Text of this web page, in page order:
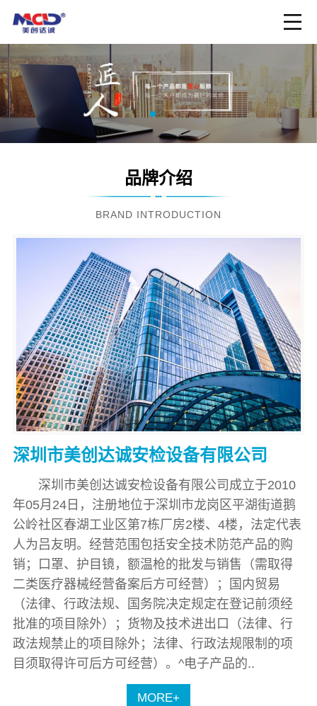
品牌介绍
BRAND INTRODUCTION
深圳市美创达诚安检设备有限公司
深圳市美创达诚安检设备有限公司成立于2010
年05月24日，注册地位于深圳市龙岗区平湖街道鹅
公岭社区春湖工业区第7栋厂房2楼、4楼，法定代表
人为吕友明。经营范围包括安全技术防范产品的购
销；口罩、护目镜，额温枪的批发与销售（需取得
二类医疗器械经营备案后方可经营）；国内贸易
（法律、行政法规、国务院决定规定在登记前须经
批准的项目除外）；货物及技术进出口（法律、行
政法规禁止的项目除外；法律、行政法规限制的项
目须取得许可后方可经营）。^电子产品的..
MORE+